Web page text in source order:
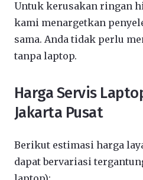
Untuk kerusakan ringan
kami menargetkan
sama. Anda tidak perlu
tanpa laptop.
Harga Servis
Jakarta Pusat
Berikut estimasi harga
dapat bervariasi